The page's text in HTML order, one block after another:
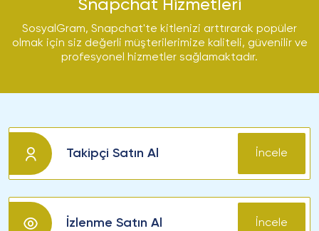
Snapchat Hizmetleri
SosyalGram, Snapchat'te kitlenizi arttırarak popüler
olmak için siz değerli müşterilerimize kaliteli, güvenilir ve
profesyonel hizmetler sağlamaktadır.
Takipçi Satın Al İncele
İzlenme Satın Al İncele